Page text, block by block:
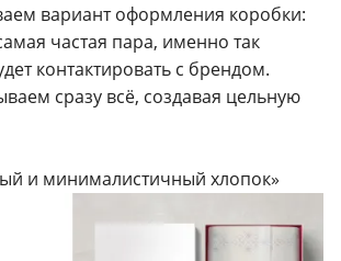
вариант оформления коробки:
частая пара, именно так
контактировать с брендом.
сразу всё, создавая цельную
и минималистичный хлопок»